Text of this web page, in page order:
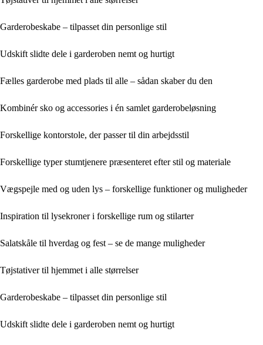
Garderobeskabe – tilpasset din personlige stil
Udskift slidte dele i garderoben nemt og hurtigt
Fælles garderobe med plads til alle – sådan skaber du den
Kombinér sko og accessories i én samlet garderobeløsning
Forskellige kontorstole, der passer til din arbejdsstil
Forskellige typer stumtjenere præsenteret efter stil og materiale
Vægspejle med og uden lys – forskellige funktioner og muligheder
Inspiration til lysekroner i forskellige rum og stilarter
Salatskåle til hverdag og fest – se de mange muligheder
Tøjstativer til hjemmet i alle størrelser
Garderobeskabe – tilpasset din personlige stil
Udskift slidte dele i garderoben nemt og hurtigt